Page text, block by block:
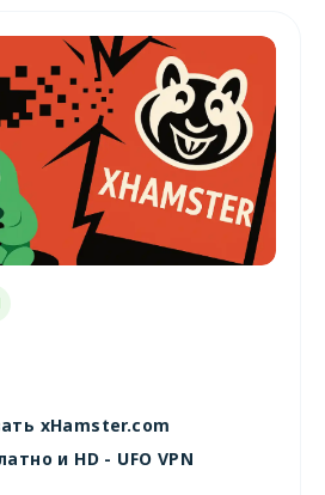
xHamster.com
и HD - UFO VPN